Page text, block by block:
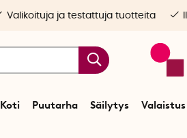
Koti Puutarha Säilytys Valaistus
Valikoituja ja testattuja tuotteita